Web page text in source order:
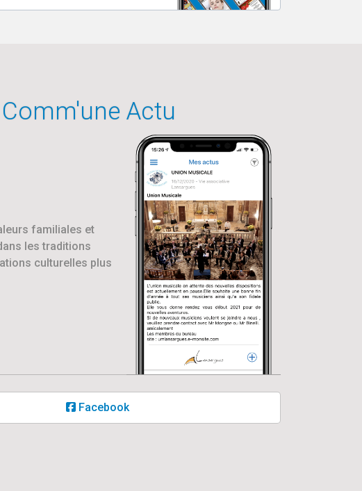
Actu
familiales et
les traditions
culturelles plus
Facebook